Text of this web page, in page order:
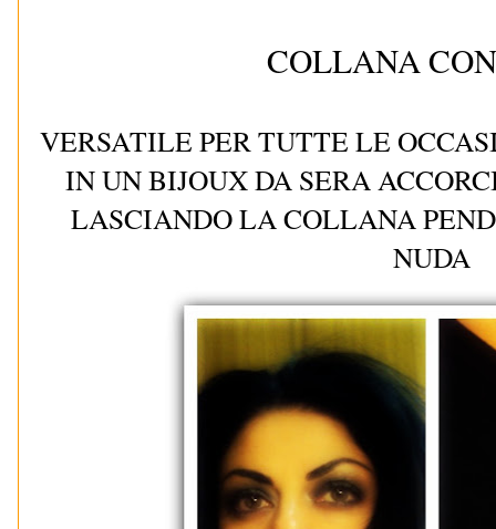
COLLANA
VERSATILE PER TUTTE LE
IN UN BIJOUX DA SERA
LASCIANDO LA COLLANA
NUDA